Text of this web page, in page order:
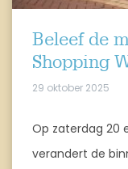
Beleef de
Shopping
29 oktober 2025
Op zaterdag 20
verandert de